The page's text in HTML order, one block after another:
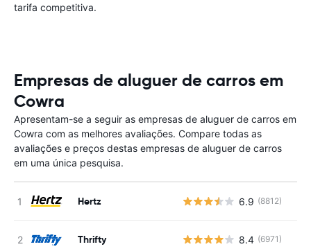
tarifa competitiva.
Empresas de aluguer de carros em
Cowra
Apresentam-se a seguir as empresas de aluguer de carros em
Cowra com as melhores avaliações. Compare todas as
avaliações e preços destas empresas de aluguer de carros
em uma única pesquisa.
Hertz 6.9 (8812)
Thrifty 8.4 (6971)